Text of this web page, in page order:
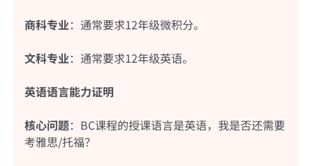
商科专业：通常要求12年级微积分。
文科专业：通常要求12年级英语。
英语语言能力证明
核心问题：BC课程的授课语言是英语，我是否还需要
考雅思/托福？